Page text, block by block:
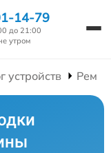
14-79
до 21:00
утром
устройств